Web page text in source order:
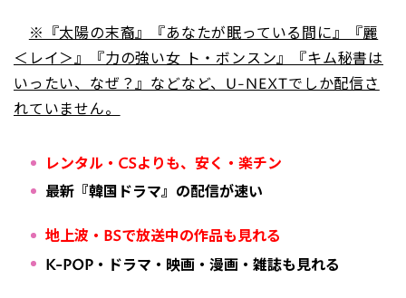
※『太陽の末裔』『あなたが眠っている間に』『麗
＜レイ＞』『力の強い女 ト・ボンスン』『キム秘書は
いったい、なぜ？』などなど、U-NEXTでしか配信さ
れていません。
レンタル・CSよりも、安く・楽チン
最新『韓国ドラマ』の配信が速い
地上波・BSで放送中の作品も見れる
K-POP・ドラマ・映画・漫画・雑誌も見れる